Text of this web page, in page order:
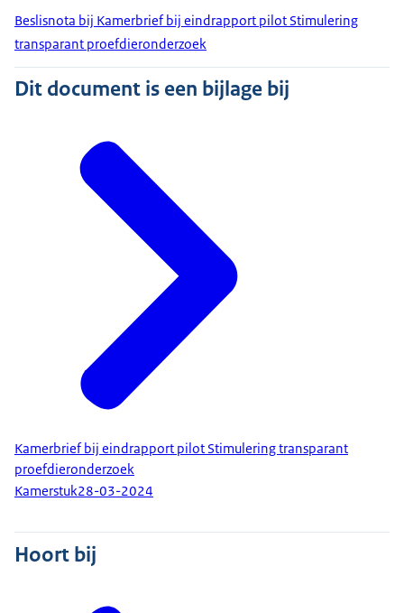
Beslisnota bij Kamerbrief bij eindrapport pilot Stimulering
transparant proefdieronderzoek
Dit document is een bijlage bij
Kamerbrief bij eindrapport pilot Stimulering transparant
proefdieronderzoek
Kamerstuk28-03-2024
Hoort bij